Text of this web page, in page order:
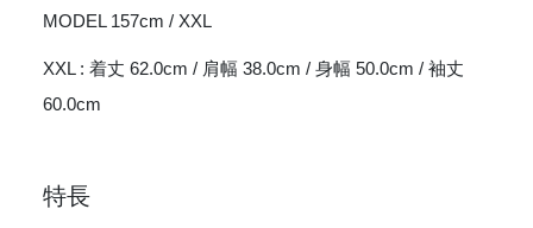
MODEL 157cm / XXL
XXL : 着丈 62.0cm / 肩幅 38.0cm / 身幅 50.0cm / 袖丈
60.0cm
特長